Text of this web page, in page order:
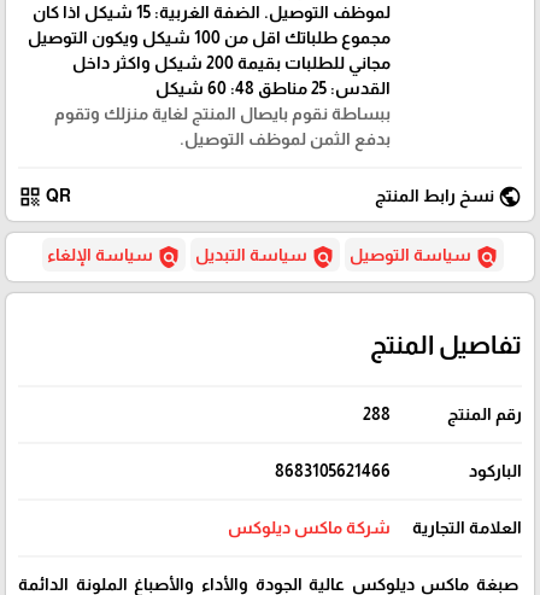
لموظف التوصيل. الضفة الغربية: 15 شيكل اذا كان
مجموع طلباتك اقل من 100 شيكل ويكون التوصيل
مجاني للطلبات بقيمة 200 شيكل واكثر داخل
القدس: 25 مناطق 48: 60 شيكل
ببساطة نقوم بايصال المنتج لغاية منزلك وتقوم
بدفع الثمن لموظف التوصيل.
public نسخ رابط المنتج QR
qr_code
policy سياسة التوصيل policy سياسة التبديل policy سياسة الإلغاء
تفاصيل المنتج
رقم المنتج 288
الباركود 8683105621466
العلامة التجارية شركة ماكس ديلوكس
صبغة ماكس ديلوكس عالية الجودة والأداء والأصباغ الملونة الدائمة